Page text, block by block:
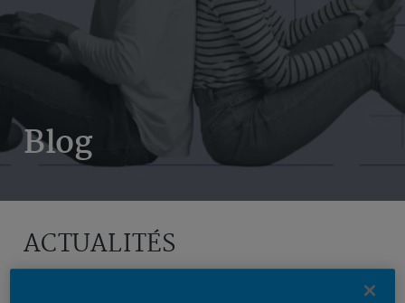
Blog
ACTUALITÉS